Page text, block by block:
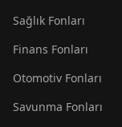
Sağlık Fonları
Finans Fonları
Otomotiv Fonları
Savunma Fonları